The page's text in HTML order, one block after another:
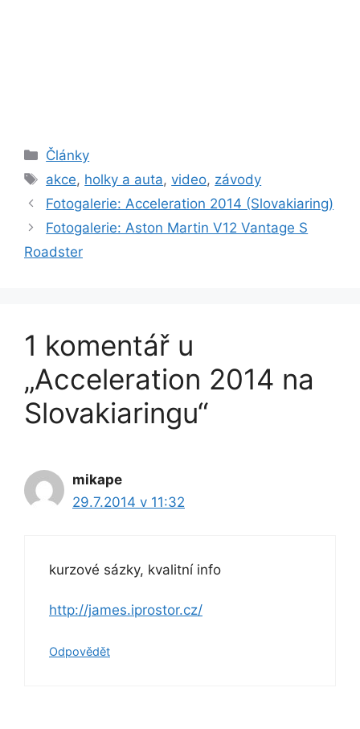
Rubriky
Články
Štítky
akce, holky a auta,video, závody
Fotogalerie: Acceleration 2014 (Slovakiaring)
Fotogalerie: Aston Martin V12 Vantage S
Roadster
1 komentář u
„Acceleration 2014 na
Slovakiaringu“
mikape
29.7.2014 v 11:32
kurzové sázky, kvalitní info
http://james.iprostor.cz/
Odpovědět